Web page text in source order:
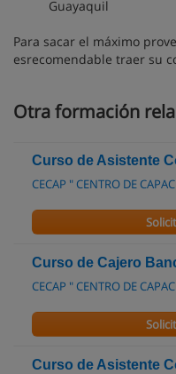
Guayaquil
Para sacar el máximo
esrecomendable traer su
Otra formación
Curso de Asistente
CECAP " CENTRO DE
Curso de Cajero
CECAP " CENTRO DE
Curso de Asistente